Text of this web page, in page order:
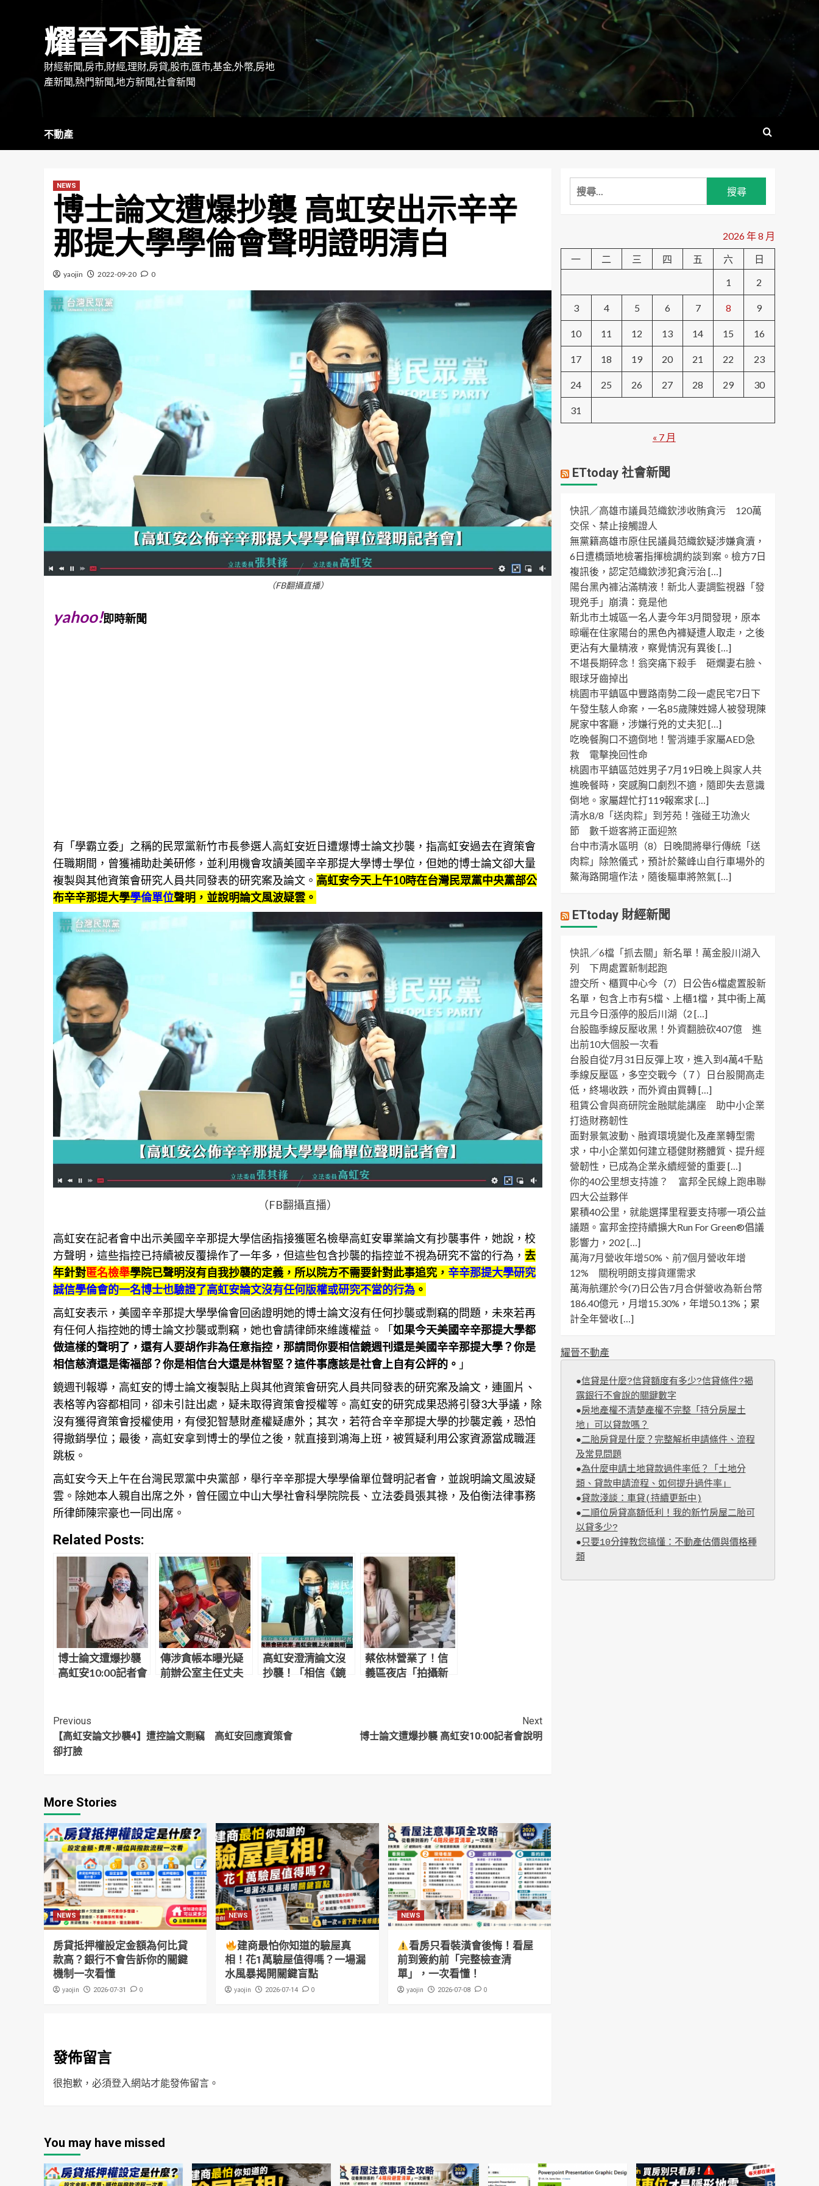
耀晉不動產
財經新聞,房市,財經,理財,房貸,股市,匯市,基金,外幣,房地
產新聞,熱門新聞,地方新聞,社會新聞
不動產
NEWS
博士論文遭爆抄襲 高虹安出示辛辛
那提大學學倫會聲明證明清白
yaojin 2022-09-20 0
（FB翻攝直播）
yahoo!即時新聞
有「學霸立委」之稱的民眾黨新竹市長參選人高虹安近日遭爆博士論文抄襲，指高虹安過去在資策會
任職期間，曾獲補助赴美研修，並利用機會攻讀美國辛辛那提大學博士學位，但她的博士論文卻大量
複製與其他資策會研究人員共同發表的研究案及論文。 高虹安今天上午10時在台灣民眾黨中央黨部公
布辛辛那提大學學倫單位聲明，並說明論文風波疑雲。
（FB翻攝直播）
高虹安在記者會中出示美國辛辛那提大學信函指接獲匿名檢舉高虹安畢業論文有抄襲事件，她說，校
方聲明，這些指控已持續被反覆操作了一年多，但這些包含抄襲的指控並不視為研究不當的行為， 去
年針對匿名檢舉學院已聲明沒有自我抄襲的定義，所以院方不需要針對此事追究， 辛辛那提大學研究
誠信學倫會的一名博士也驗證了高虹安論文沒有任何版權或研究不當的行為 。
高虹安表示，美國辛辛那提大學學倫會回函證明她的博士論文沒有任何抄襲或剽竊的問題，未來若再
有任何人指控她的博士論文抄襲或剽竊，她也會請律師來維護權益。「如果今天美國辛辛那提大學都
做這樣的聲明了，還有人要胡作非為任意指控，那請問你要相信鏡週刊還是美國辛辛那提大學？你是
相信慈濟還是衛福部？你是相信台大還是林智堅？這件事應該是社會上自有公評的。 」
鏡週刊報導，高虹安的博士論文複製貼上與其他資策會研究人員共同發表的研究案及論文，連圖片、
表格等內容都相同，卻未引註出處，疑未取得資策會授權等。高虹安的研究成果恐將引發3大爭議，除
沒有獲得資策會授權使用，有侵犯智慧財產權疑慮外；其次，若符合辛辛那提大學的抄襲定義，恐怕
得撤銷學位；最後，高虹安拿到博士的學位之後，就直接到鴻海上班，被質疑利用公家資源當成職涯
跳板。
高虹安今天上午在台灣民眾黨中央黨部，舉行辛辛那提大學學倫單位聲明記者會，並說明論文風波疑
雲。除她本人親自出席之外，曾任國立中山大學社會科學院院長、立法委員張其祿，及伯衡法律事務
所律師陳宗豪也一同出席。
Related Posts:
博士論文遭爆抄襲
高虹安10:00記者會
傳涉貪帳本曝光疑
前辦公室主任丈夫
高虹安澄清論文沒
抄襲！「相信《鏡
蔡依林營業了！信
義區夜店「拍攝新
Continue
Reading
Previous
【高虹安論文抄襲4】遭控論文剽竊 高虹安回應資策會
卻打臉
Next
博士論文遭爆抄襲 高虹安10:00記者會說明
More Stories
NEWS
房貸抵押權設定金額為何比貸
款高？銀行不會告訴你的關鍵
機制一次看懂
yaojin 2026-07-31 0
NEWS
建商最怕你知道的驗屋真
相！花1萬驗屋值得嗎？一場漏
水風暴揭開關鍵盲點
yaojin 2026-07-14 0
NEWS
看房只看裝潢會後悔！看屋
前到簽約前「完整檢查清
單」，一次看懂！
yaojin 2026-07-08 0
發佈留言
很抱歉，必須登入網站才能發佈留言。
搜
尋
字:
2026 年 8 月
一
二 三 四 五 六
日
1
2
3 4 5 6 7 8 9
10 11 12 13 14 15 16
17 18 19 20 21 22 23
24 25 26 27 28 29 30
31
« 7 月
ETtoday 社會新聞
快訊／高雄市議員范織欽涉收賄貪污 120萬
交保、禁止接觸證人
無黨籍高雄市原住民議員范織欽疑涉嫌貪瀆，
6日遭橋頭地檢署指揮檢調約談到案。檢方7日
複訊後，認定范織欽涉犯貪污治 […]
陽台黑內褲沾滿精液！新北人妻調監視器「發
現兇手」崩潰：竟是他
新北市土城區一名人妻今年3月間發現，原本
晾曬在住家陽台的黑色內褲疑遭人取走，之後
更沾有大量精液，察覺情況有異後 […]
不堪長期碎念！翁突痛下殺手 砸爛妻右臉、
眼球牙齒掉出
桃園市平鎮區中豐路南勢二段一處民宅7日下
午發生駭人命案，一名85歲陳姓婦人被發現陳
屍家中客廳，涉嫌行兇的丈夫犯 […]
吃晚餐胸口不適倒地！警消連手家屬AED急
救 電擊挽回性命
桃園市平鎮區范姓男子7月19日晚上與家人共
進晚餐時，突感胸口劇烈不適，隨即失去意識
倒地。家屬趕忙打119報案求 […]
清水8/8「送肉粽」到芳苑！強碰王功漁火
節 數千遊客將正面迎煞
台中市清水區明（8）日晚間將舉行傳統「送
肉粽」除煞儀式，預計於鰲峰山自行車場外的
鰲海路開壇作法，隨後驅車將煞氣 […]
ETtoday 財經新聞
快訊／6檔「抓去關」新名單！萬金股川湖入
列 下周處置新制起跑
證交所、櫃買中心今（7）日公告6檔處置股新
名單，包含上市有5檔、上櫃1檔，其中衝上萬
元且今日漲停的股后川湖（2 […]
台股臨季線反壓收黑！外資翻臉砍407億 進
出前10大個股一次看
台股自從7月31日反彈上攻，進入到4萬4千點
季線反壓區，多空交戰今（７）日台股開高走
低，終場收跌，而外資由買轉 […]
租賃公會與商研院金融賦能講座 助中小企業
打造財務韌性
面對景氣波動、融資環境變化及產業轉型需
求，中小企業如何建立穩健財務體質、提升經
營韌性，已成為企業永續經營的重要 […]
你的40公里想支持誰？ 富邦全民線上跑串聯
四大公益夥伴
累積40公里，就能選擇里程要支持哪一項公益
議題。富邦金控持續擴大Run For Green®倡議
影響力，202 […]
萬海7月營收年增50%、前7個月營收年增
12% 關稅明朗支撐貨運需求
萬海航運於今(7)日公告7月合併營收為新台幣
186.40億元，月增15.30%，年增50.13%；累
計全年營收 […]
耀晉不動產
●信貸是什麼?信貸額度有多少?信貸條件?揭
露銀行不會說的關鍵數字
●房地產權不清楚產權不完整「持分房屋土
地」可以貸款嗎？
●二胎房貸是什麼？完整解析申請條件、流程
及常見問題
●為什麼申請土地貸款過件率低？「土地分
類、貸款申請流程、如何提升過件率」
●貸款淺談：車貸(持續更新中)
●二順位房貸高額低利！我的新竹房屋二胎可
以貸多少?
●只要10分鐘教您搞懂：不動產估價與價格種
類
You may have missed